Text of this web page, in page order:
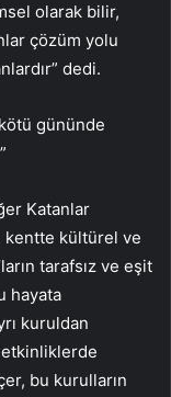
olarak bilir,
çözüm yolu
dedi.
gününde
Katanlar
kentte kültürel ve
tarafsız ve eşit
hayata
kuruldan
etkinliklerde
bu kurulların